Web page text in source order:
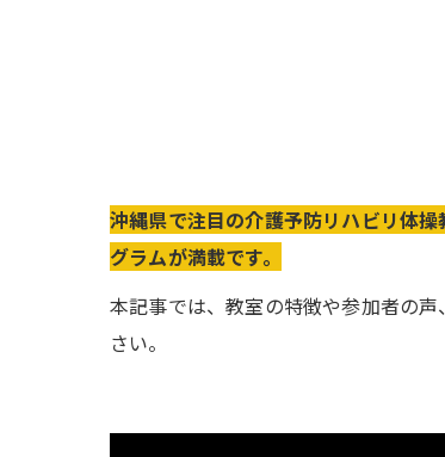
沖縄県で注目の介護予防リハビリ体
グラムが満載です。
本記事では、教室の特徴や参加者の
さい。